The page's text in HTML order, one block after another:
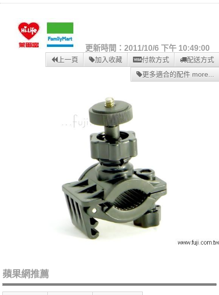
更新時間：2011/10/6 下午 10:49:00
上一頁 加入收藏 付款方式
配送方式
更多適合的配件 more...
蘋果網推薦